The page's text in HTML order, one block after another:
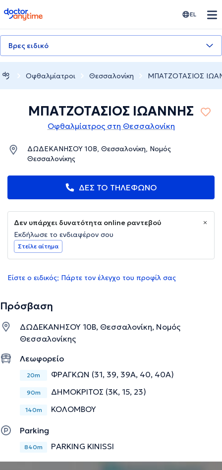
doctoranytime EL
Βρες ειδικό
Οφθαλμίατροι Θεσσαλονίκη ΜΠΑΤΖΟΤΑΣΙΟΣ
ΜΠΑΤΖΟΤΑΣΙΟΣ ΙΩΑΝΝΗΣ
Οφθαλμίατρος στη Θεσσαλονίκη
ΔΩΔΕΚΑΝΗΣΟΥ 10Β, Θεσσαλονίκη, Νομός
Θεσσαλονίκης
ΔΕΣ ΤΟ ΤΗΛΕΦΩΝΟ
Δεν υπάρχει δυνατότητα online ραντεβού
Εκδήλωσε το ενδιαφέρον σου
Στείλε αίτημα
Είστε ο ειδικός; Πάρτε τον έλεγχο του προφίλ σας
Πρόσβαση
ΔΩΔΕΚΑΝΗΣΟΥ 10Β, Θεσσαλονίκη, Νομός
Θεσσαλονίκης
Λεωφορείο
20m ΦΡΑΓΚΩΝ (31, 39, 39Α, 40, 40A)
90m ΔΗΜΟΚΡΙΤΟΣ (3Κ, 15, 23)
140m ΚΟΛΟΜΒΟΥ
Parking
840m PARKING KINISSI